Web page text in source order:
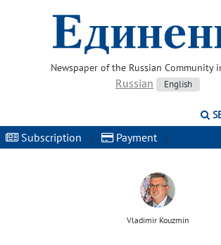
Newspaper of the Russian Community
Russian English
Subscription | Payment |
Vladimir Kouzmin